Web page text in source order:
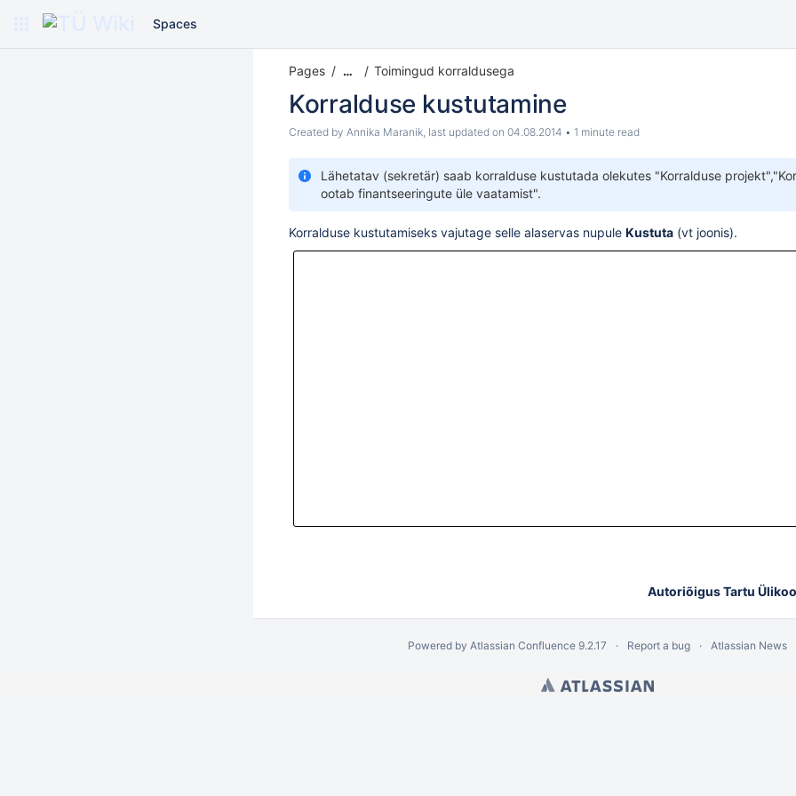
Spaces
Pages … Toimingud korraldusega
Korralduse kustutamine
Created by Annika Maranik, last updated on 04.08.2014 1 minute read
Lähetatav (sekretär) saab korralduse kustutada olekutes "Korralduse projekt","
ootab finantseeringute üle vaatamist".
Korralduse kustutamiseks vajutage selle alaservas nupule Kustuta (vt joonis).
Autoriõigus Tartu
Powered by Atlassian Confluence 9.2.17 Report a bug Atlassian News